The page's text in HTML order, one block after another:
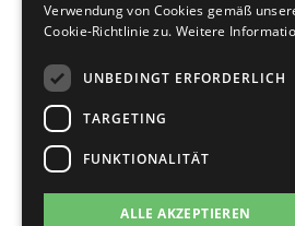
Rechtliches
Impressum
Datenschutz
Cookie Einstellungen
Verwendung von Cookies gemäß
Cookie-Richtlinie zu. Weitere
UNBEDINGT ERFORDERLICH
TARGETING
FUNKTIONALITÄT
ALLE AKZEPTIEREN